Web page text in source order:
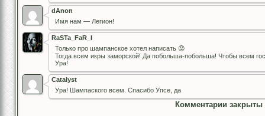
dAnon
Имя нам — Легион!
RaSTa_FaR_I
Только про шампанское хотел написать 😡
Тогда всем икры заморской! Да побольша-побольша! Чтобы всем
Ура!
Catalyst
Ура! Шампаского всем. Спасибо Упсе, да
Комментарии закрыты